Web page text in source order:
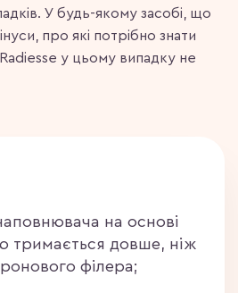
У будь-якому засобі, що
про які потрібно знати
у цьому випадку не
на основі
тримається довше, ніж
філера;